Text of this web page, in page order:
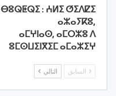
ⴱⵓⵕⵟⵕⵉ : ⵄⵍⵉ ⵚⵉⴷⵇⵉ
ⴰⵣⴰⵢⴽⵓ,
ⴰⵎⵖⵏⴰⵙ, ⴰⵎⵔⵣⵓ ⴷ
ⵓⵎⵙⵡⵉⵏⴳⵉⵎ ⴰⵎⴰⵣⵉⵖ
السابق التالي